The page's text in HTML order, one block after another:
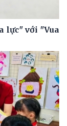
lực" với "Vua